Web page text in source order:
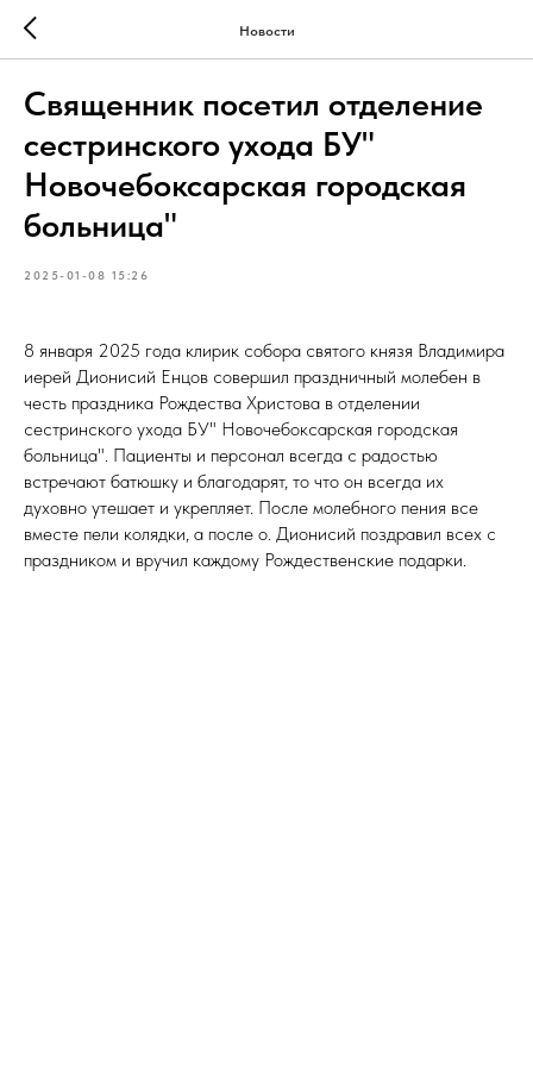
Новости
Священник посетил отделение
сестринского ухода БУ"
Новочебоксарская городская
больница"
2025-01-08 15:26
8 января 2025 года клирик собора святого князя Владимира
иерей Дионисий Енцов совершил праздничный молебен в
честь праздника Рождества Христова в отделении
сестринского ухода БУ" Новочебоксарская городская
больница". Пациенты и персонал всегда с радостью
встречают батюшку и благодарят, то что он всегда их
духовно утешает и укрепляет. После молебного пения все
вместе пели колядки, а после о. Дионисий поздравил всех с
праздником и вручил каждому Рождественские подарки.